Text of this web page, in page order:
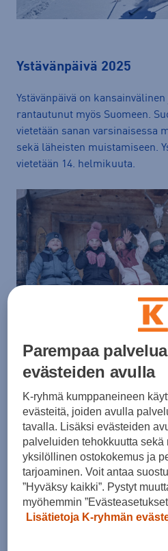
Ystävänpäivä 2025
Ystävänpäivä on
rantautunut myös Suomeen.
vietetään sanan varsinaisessa
sekä läheisten muistamiseen.
vietetään 14. helmikuuta.
Milloin on
Ystävänpäivää vietetään
virallinen päivä on 14.
ystävänpäivä sijoittuu
Parempaa palvelua
evästeiden avulla
K-ryhmä kumppaneineen
evästeitä, joiden avulla
tavalla. Lisäksi evästeiden
palveluiden tehokkuutta sekä
yksilöllinen ostokokemus ja
tarjoaminen. Voit antaa
”Hyväksy kaikki”. Pystyt
myöhemmin
Lisätietoja K-ryhmän